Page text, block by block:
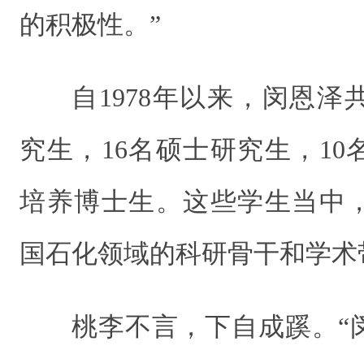
的积极性。”
自1978年以来，闵恩泽
究生，16名硕士研究生，10
培养博士生。这些学生当中
国石化领域的科研骨干和学
桃李不言，下自成蹊。“